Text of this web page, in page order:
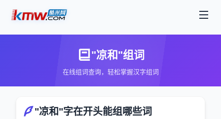
"凉和"组词
在线组词查询，轻松掌握汉字组词
"凉和"字在开头能组哪些词